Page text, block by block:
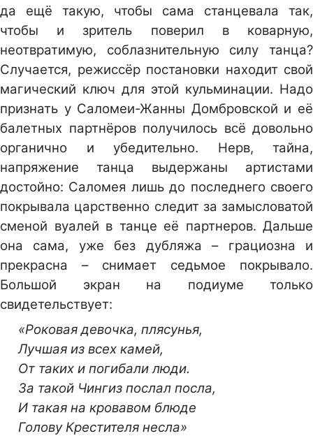
да ещё такую, чтобы сама станцевала так,
чтобы и зритель поверил в коварную,
неотвратимую, соблазнительную силу танца?
Случается, режиссёр постановки находит свой
магический ключ для этой кульминации. Надо
признать у Саломеи-Жанны Домбровской и её
балетных партнёров получилось всё довольно
органично и убедительно. Нерв, тайна,
напряжение танца выдержаны артистами
достойно: Саломея лишь до последнего своего
покрывала царственно следит за замысловатой
сменой вуалей в танце её партнеров. Дальше
она сама, уже без дубляжа – грациозна и
прекрасна – снимает седьмое покрывало.
Большой экран на подиуме только
свидетельствует:
«Роковая девочка, плясунья,
Лучшая из всех камей,
От таких и погибали люди.
За такой Чингиз послал посла,
И такая на кровавом блюде
Голову Крестителя несла»